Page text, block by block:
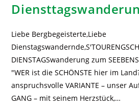
Liebe Bergbegeisterte,Liebe
DIENSTAGSwanderung zum
"WER ist die SCHÖNSTE hier im
anspruchsvolle VARIANTE – unser
GANG – mit seinem Herzstück,…